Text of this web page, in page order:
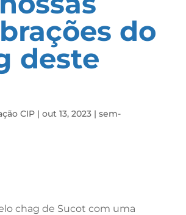
do
deste
CIP| out 13, 2023| sem-
chag de Sucot com uma